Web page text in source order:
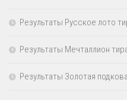
Результаты Русское лото
Результаты Мечталлион
Результаты Золотая